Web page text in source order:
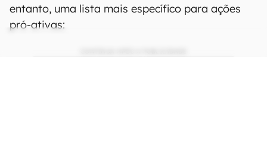
entanto, uma lista mais específico para ações
pró-ativas: